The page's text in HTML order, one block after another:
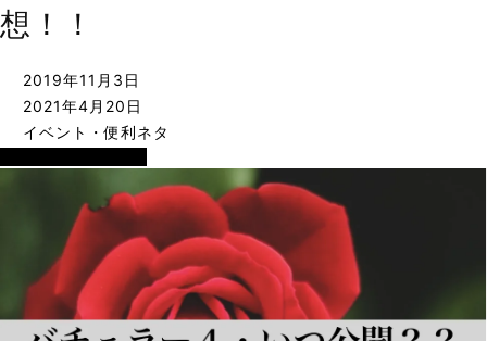
想！！
2019年11月3日
2021年4月20日
イベント・便利ネタ